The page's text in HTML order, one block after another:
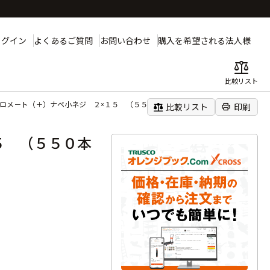
イン よくあるご質問 お問い合わせ 購入を希望される法人様
balance
比較リスト
メ－ト（＋）ナベ小ネジ ２×１５ （５５０本入）
balance 比較リスト print 印刷
（５５０本